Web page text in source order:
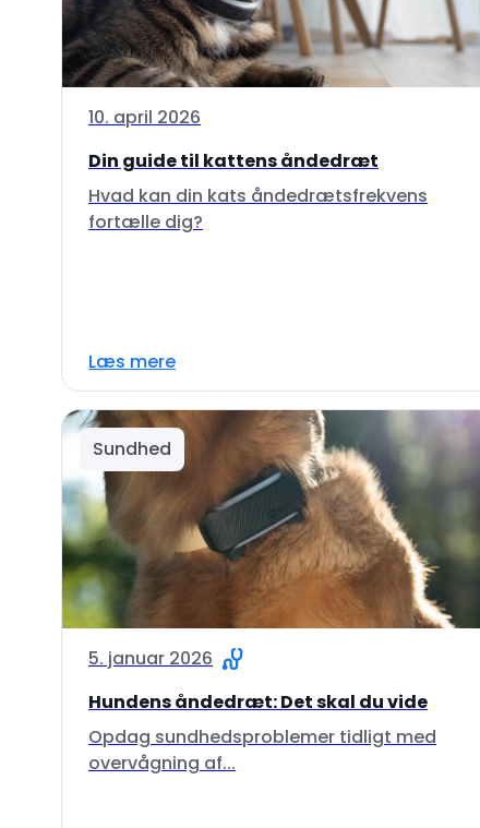
10. april 2026
Din guide til kattens åndedræt
Hvad kan din kats åndedrætsfrekvens
fortælle dig?
Læs mere
Sundhed
5. januar 2026
Hundens åndedræt: Det skal du vide
Opdag sundhedsproblemer tidligt med
overvågning af...